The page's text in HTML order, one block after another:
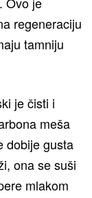
regeneraciju
tamniju
je čisti i
meša
dobije gusta
ona se suši
mlakom